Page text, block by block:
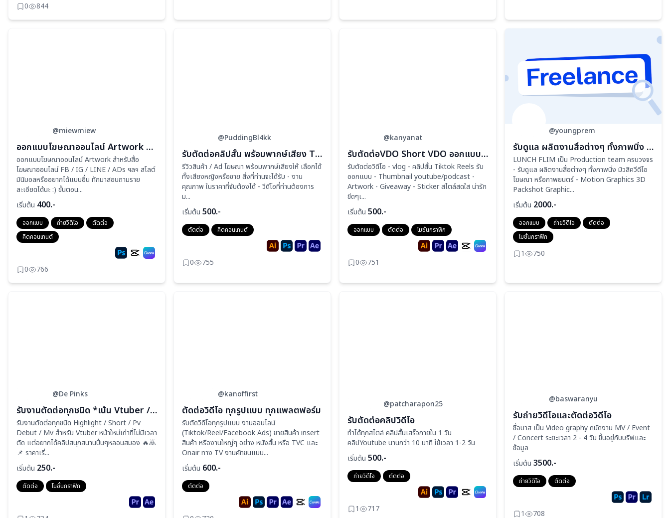
0 844
@miewmiew
ออกแบบโฆษณาออนไลน์ Artwork สำหรับสื่อโฆษณาออนไลน์ FB / IG / LINE / ADs ฯลฯ
ออกแบบโฆษณาออนไลน์ Artwork สำหรับสื่อ
โฆษณาออนไลน์ FB / IG / LINE / ADs ฯลฯ สไลต์
มินิมอลหรืออยากได้แบบอื่น ทักมาสอบถามราย
ละเอียดได้นะ :) ขั้นตอน...
เริ่มต้น 400.-
ออกแบบ ถ่ายวิดีโอ
ตัดต่อ
คิดคอนเทนต์
0 766
@PuddingBl4kk
รับตัดต่อคลิปสั้น พร้อมพากษ์เสียง TIKTOK / YOUTUBE / FACEBOOK / Reel IG
รีวิวสินค้า / Ad โฆษณา พร้อมพากษ์เสียงให้ เลือกได้
ทั้งเสียงหญิงหรือชาย สิ่งที่ท่านจะได้รับ - งาน
คุณภาพ ในราคาที่จับต้องได้ - วีดีโอที่ท่านต้องการ
ม...
เริ่มต้น 500.-
ตัดต่อ คิดคอนเทนต์
0 755
@kanyanat
รับตัดต่อVDO Short VDO ออกแบบ Thumbnail Artwork
รับตัดต่อวิดีโอ - vlog - คลิปสั้น Tiktok Reels รับ
ออกแบบ - Thumbnail youtube/podcast -
Artwork - Giveaway - Sticker สไตล์สดใส น่ารัก
ขีดๆเ...
เริ่มต้น 500.-
ออกแบบ ตัดต่อ โมชั่นกราฟิก
0 751
@youngprem
รับดูแล ผลิตงานสื่อต่างๆ ทั้งภาพนิ่ง มิวสิควีดีโอ โฆษณา หรือภาพยนตร์
LUNCH FLIM เป็น Production team ครบวงจร
- รับดูแล ผลิตงานสื่อต่างๆ ทั้งภาพนิ่ง มิวสิควีดีโอ
โฆษณา หรือภาพยนตร์ - Motion Graphics 3D
Packshot Graphic...
เริ่มต้น 2000.-
ออกแบบ ถ่ายวิดีโอ
ตัดต่อ
โมชั่นกราฟิก
1 750
@De Pinks
รับงานตัดต่อทุกชนิด *เน้น Vtuber / Streamer* Pv debut / Highlight / Funny Montage / Montage / Short / Vlog / tiktok
รับงานตัดต่อทุกชนิด Highlight / Short / Pv
Debut / Mv สำหรับ Vtuber หน้าใหม่เก่าที่ไม่มีเวลา
ตัด แต่อยากได้คลิปสนุกสนานปั่นๆหลอนสมอง 🔥🙇‍
📌 ราคาเริ่...
เริ่มต้น 250.-
ตัดต่อ โมชั่นกราฟิก
@kanoffirst
ตัดต่อวิดีโอ ทุกรูปแบบ ทุกแพลตฟอร์ม
รับตัดวิดีโอทุกรูปแบบ งานออนไลน์
(Tiktok/Reel/Facebook Ads) ขายสินค้า insert
สินค้า หรืองานใหญ่ๆ อย่าง หนังสั้น หรือ TVC และ
Onair ทาง TV งานคัทชนแบบ...
เริ่มต้น 600.-
ตัดต่อ
@patcharapon25
รับตัดต่อคลิปวิดีโอ
ทำได้ทุกสไตล์ คลิปสั้นเสร็จภายใน 1 วัน
คลิปYoutube นานกว่า 10 นาที ใช้เวลา 1-2 วัน
เริ่มต้น 500.-
ถ่ายวิดีโอ ตัดต่อ
1 717
@baswaranyu
รับถ่ายวิดีโอและตัดต่อวิดีโอ
ชื่อบาส เป็น Video graphy ถนัดงาน MV / Event
/ Concert ระยะเวลา 2 - 4 วัน ขึ้นอยู่กับบรีฟและ
ข้อมูล
เริ่มต้น 3500.-
ถ่ายวิดีโอ ตัดต่อ
1 708